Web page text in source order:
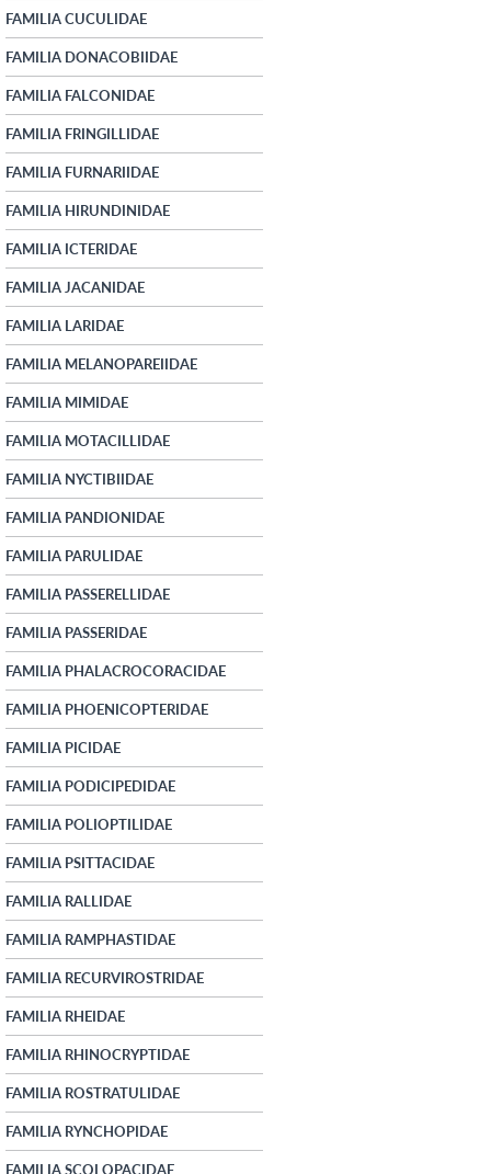
FAMILIA CUCULIDAE
FAMILIA DONACOBIIDAE
FAMILIA FALCONIDAE
FAMILIA FRINGILLIDAE
FAMILIA FURNARIIDAE
FAMILIA HIRUNDINIDAE
FAMILIA ICTERIDAE
FAMILIA JACANIDAE
FAMILIA LARIDAE
FAMILIA MELANOPAREIIDAE
FAMILIA MIMIDAE
FAMILIA MOTACILLIDAE
FAMILIA NYCTIBIIDAE
FAMILIA PANDIONIDAE
FAMILIA PARULIDAE
FAMILIA PASSERELLIDAE
FAMILIA PASSERIDAE
FAMILIA PHALACROCORACIDAE
FAMILIA PHOENICOPTERIDAE
FAMILIA PICIDAE
FAMILIA PODICIPEDIDAE
FAMILIA POLIOPTILIDAE
FAMILIA PSITTACIDAE
FAMILIA RALLIDAE
FAMILIA RAMPHASTIDAE
FAMILIA RECURVIROSTRIDAE
FAMILIA RHEIDAE
FAMILIA RHINOCRYPTIDAE
FAMILIA ROSTRATULIDAE
FAMILIA RYNCHOPIDAE
FAMILIA SCOLOPACIDAE